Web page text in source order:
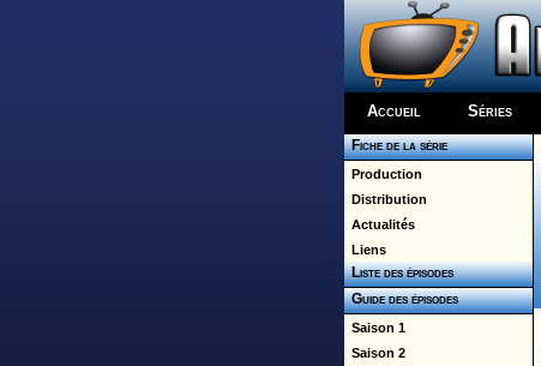
Accueil Séries
Fiche de la série
Production
Distribution
Actualités
Liens
Liste des épisodes
Guide des épisodes
Saison 1
Saison 2